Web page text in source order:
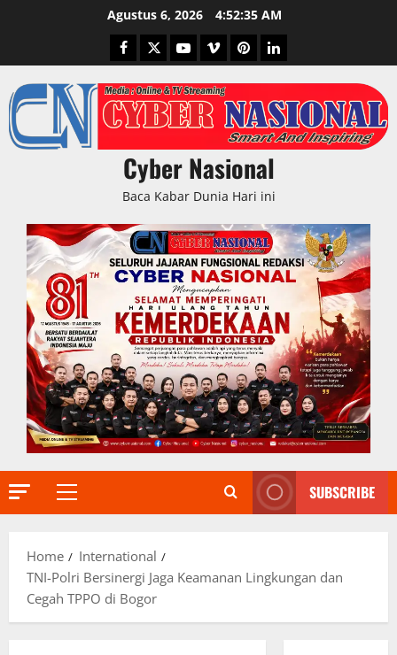
Agustus 6, 2026 4:52:36 AM
Facebook
TwitterYoutubeVimeoPinterestLinkedIn
Cyber Nasional
Baca Kabar Dunia Hari ini
Primary
SUBSCRIBE
Home
International
TNI-Polri Bersinergi Jaga Keamanan Lingkungan dan
Cegah TPPO di Bogor